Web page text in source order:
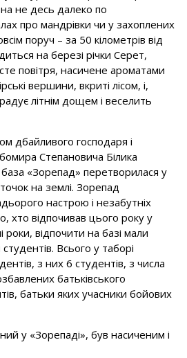
не десь далеко по
про мандрівки чи у захоплених
поруч – за 50 кілометрів від
на березі річки Серет,
повітря, насичене ароматами
вершини, вкриті лісом, і,
літнім дощем і веселить
дбайливого господаря і
Степановича Білика
«Зорепад» перетворилася у
на землі. Зорепад
настрою і незабутніх
хто відпочивав цього року у
роки, відпочити на базі мали
Всього у таборі
з них 6 студентів, з числа
батьківського
батьки яких учасники бойових
у «Зорепаді», був насиченим і